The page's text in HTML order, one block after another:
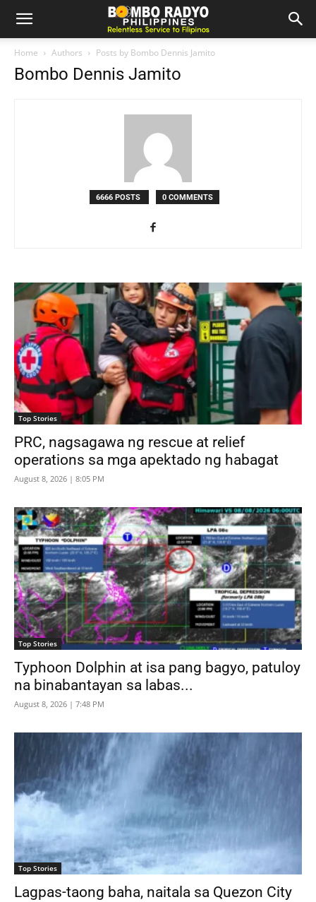
Home Authors Posts by Bombo Dennis Jamito
Bombo Dennis Jamito
6666 POSTS 0 COMMENTS
Top Stories
PRC, nagsagawa ng rescue at relief
operations sa mga apektado ng habagat
August 8, 2026 | 8:05 PM
Top Stories
Typhoon Dolphin at isa pang bagyo, patuloy
na binabantayan sa labas...
August 8, 2026 | 7:48 PM
Top Stories
Lagpas-taong baha, naitala sa Quezon City